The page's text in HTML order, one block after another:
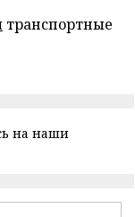
транспортные
на наши